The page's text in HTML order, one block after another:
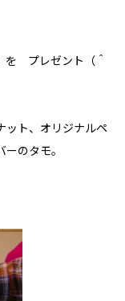
を プレゼント（＾
ト、オリジナルペ
のタモ。